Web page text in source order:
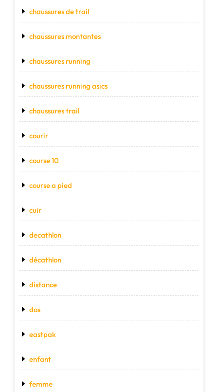
chaussures de trail
chaussures montantes
chaussures running
chaussures running asics
chaussures trail
courir
course 10
course a pied
cuir
decathlon
décathlon
distance
dos
eastpak
enfant
femme